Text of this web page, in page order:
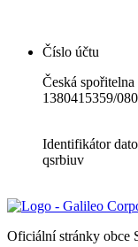
Číslo účtu
Česká spořitelna
1380415359/
Identifikátor
qsrbiuv
Oficiální stránky obce